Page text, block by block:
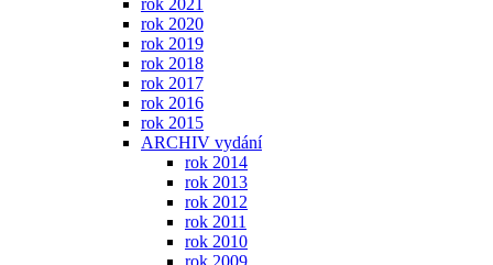
rok 2021
rok 2020
rok 2019
rok 2018
rok 2017
rok 2016
rok 2015
ARCHIV vydání
rok 2014
rok 2013
rok 2012
rok 2011
rok 2010
rok 2009